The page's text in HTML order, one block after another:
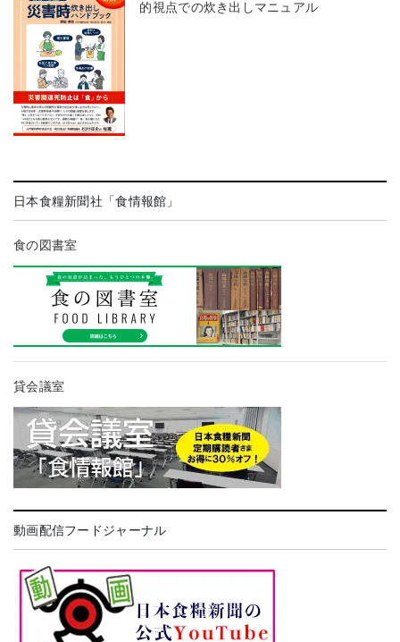
的視点での炊き出しマニュアル
日本食糧新聞社「食情報館」
食の図書室
貸会議室
動画配信フードジャーナル